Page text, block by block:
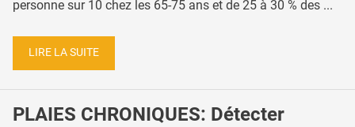
personne sur 10 chez les 65-75 ans et de 25 à 30 % des ...
LIRE LA SUITE
PLAIES CHRONIQUES: Détecter